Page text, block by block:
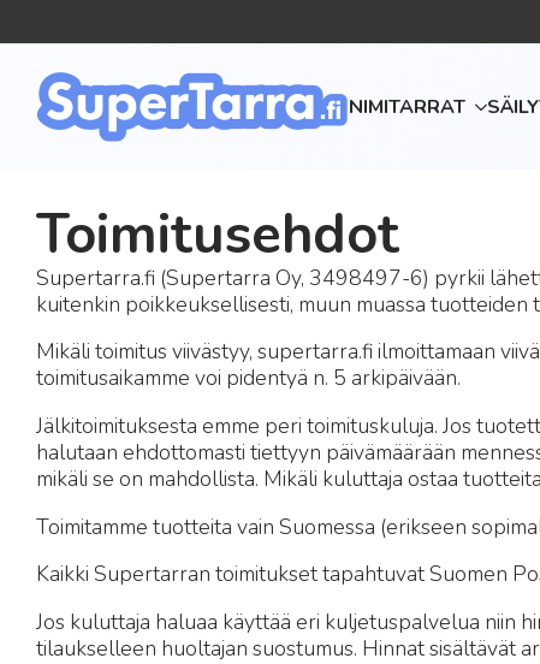
NIMITARRAT
Toimitusehdot
Supertarra.fi (Supertarra Oy, 3498497-6) pyrkii
kuitenkin poikkeuksellisesti, muun muassa
Mikäli toimitus viivästyy, supertarra.fi ilmoittamaan
toimitusaikamme voi pidentyä n. 5 arkipäivään.
Jälkitoimituksesta emme peri toimituskuluja. Jos
halutaan ehdottomasti tiettyyn päivämäärään
mikäli se on mahdollista. Mikäli kuluttaja ostaa
Toimitamme tuotteita vain Suomessa (erikseen
Kaikki Supertarran toimitukset tapahtuvat Suomen
Jos kuluttaja haluaa käyttää eri kuljetuspalvelua niin
tilaukselleen huoltajan suostumus. Hinnat sisältävät